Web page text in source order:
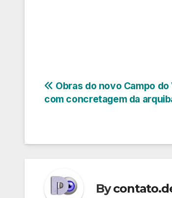
Navegação
Obras do novo Campo
com concretagem da
By